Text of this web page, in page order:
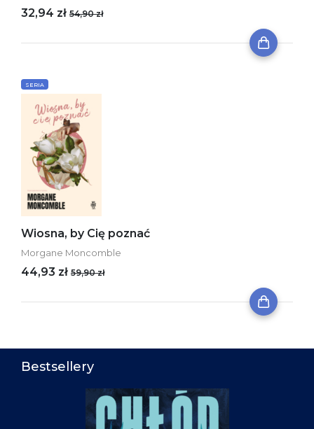
32,94 zł 54,90 zł
SERIA
Wiosna, by Cię poznać
Morgane Moncomble
44,93 zł 59,90 zł
Bestsellery